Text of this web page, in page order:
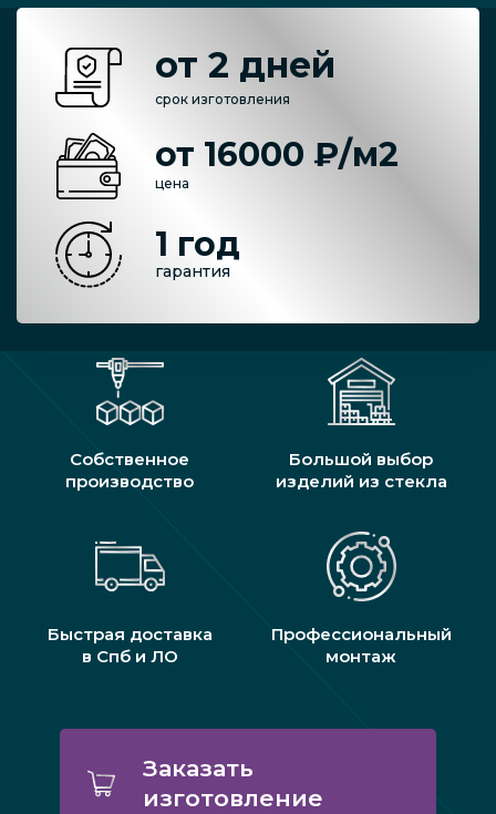
от 2 дней
срок изготовления
от 16000 ₽/м2
цена
1 год
гарантия
Собственное
производство
Большой выбор
изделий из стекла
Быстрая доставка
в Спб и ЛО
Профессиональный
монтаж
Заказать
изготовление